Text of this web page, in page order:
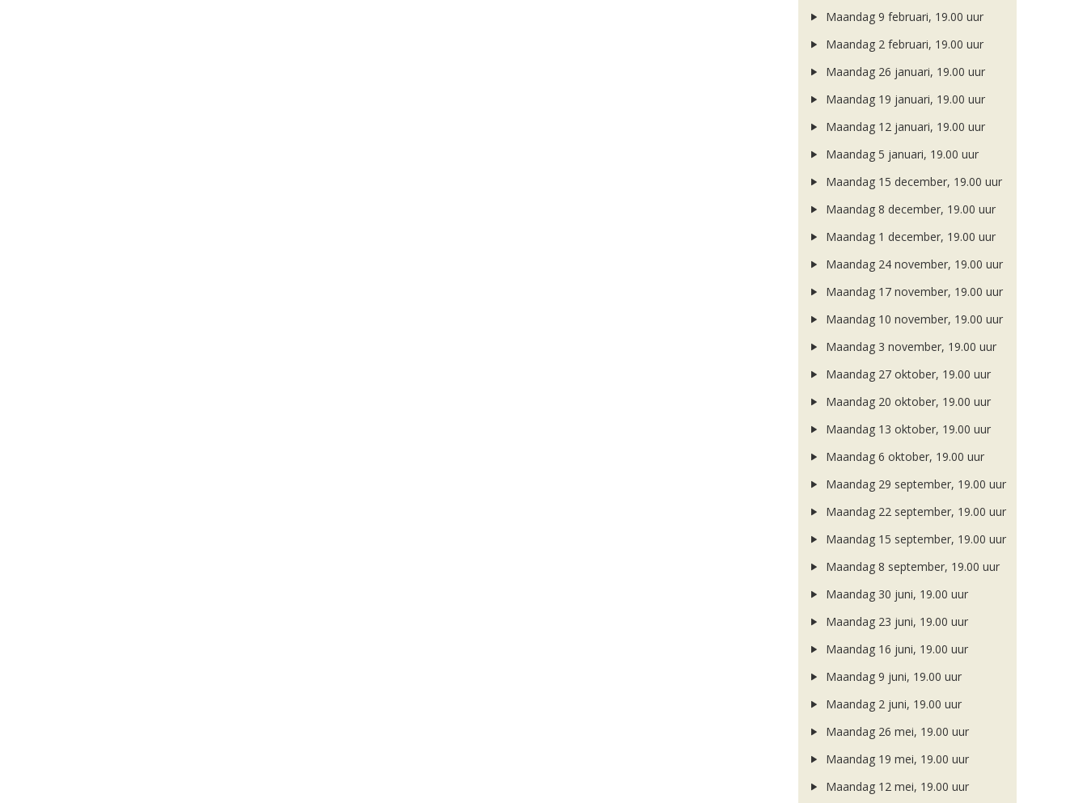
Maandag 9 februari, 19.00 uur
Maandag 2 februari, 19.00 uur
Maandag 26 januari, 19.00 uur
Maandag 19 januari, 19.00 uur
Maandag 12 januari, 19.00 uur
Maandag 5 januari, 19.00 uur
Maandag 15 december, 19.00 uur
Maandag 8 december, 19.00 uur
Maandag 1 december, 19.00 uur
Maandag 24 november, 19.00 uur
Maandag 17 november, 19.00 uur
Maandag 10 november, 19.00 uur
Maandag 3 november, 19.00 uur
Maandag 27 oktober, 19.00 uur
Maandag 20 oktober, 19.00 uur
Maandag 13 oktober, 19.00 uur
Maandag 6 oktober, 19.00 uur
Maandag 29 september, 19.00 uur
Maandag 22 september, 19.00 uur
Maandag 15 september, 19.00 uur
Maandag 8 september, 19.00 uur
Maandag 30 juni, 19.00 uur
Maandag 23 juni, 19.00 uur
Maandag 16 juni, 19.00 uur
Maandag 9 juni, 19.00 uur
Maandag 2 juni, 19.00 uur
Maandag 26 mei, 19.00 uur
Maandag 19 mei, 19.00 uur
Maandag 12 mei, 19.00 uur